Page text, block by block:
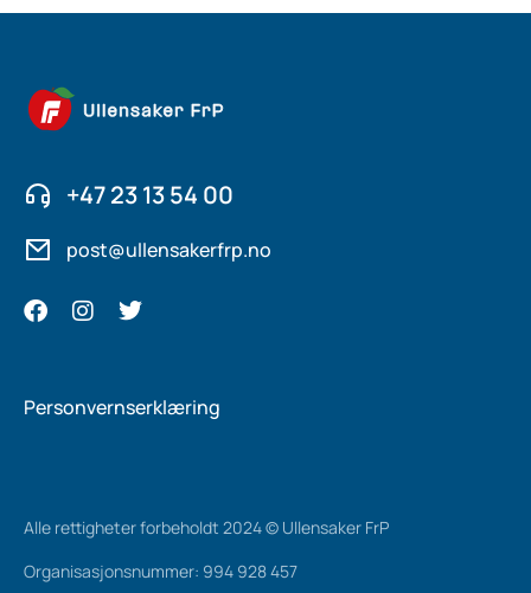
+47 23 13 54 00
post@ullensakerfrp.no
Personvernserklæring
Alle rettigheter forbeholdt 2024 © Ullensaker FrP
Organisasjonsnummer: 994 928 457